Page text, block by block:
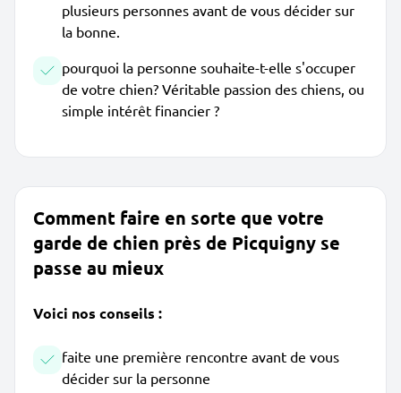
plusieurs personnes avant de vous décider sur
la bonne.
pourquoi la personne souhaite-t-elle s'occuper
de votre chien? Véritable passion des chiens, ou
simple intérêt financier ?
Comment faire en sorte que votre
garde de chien près de Picquigny se
passe au mieux
Voici nos conseils :
faite une première rencontre avant de vous
décider sur la personne